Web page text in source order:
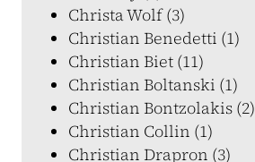
Christa Wolf (3)
Christian Benedetti (1)
Christian Biet (11)
Christian Boltanski (1)
Christian Bontzolakis (2)
Christian Collin (1)
Christian Drapron (3)